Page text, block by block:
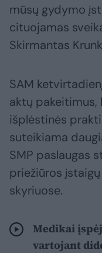
mūsų gydymo
cituojamas
Skirmantas
SAM
aktų pakeitimus,
išplėstinės
suteikiama
SMP paslaugas
priežiūros
skyriuose.
Medikai
vartojant